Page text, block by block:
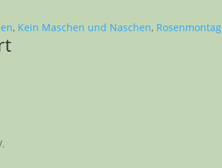
, Kein Maschen und Naschen, Rosenmontag